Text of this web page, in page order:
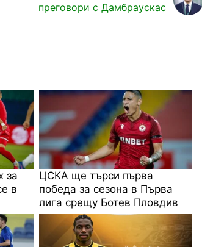
преговори с Дамбраускас
за
в
ЦСКА ще търси първа
победа за сезона в Първа
лига срещу Ботев Пловдив